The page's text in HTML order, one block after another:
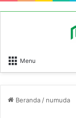
Menu
Beranda / numuda